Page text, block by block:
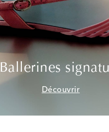
Ballerines
Découvrir